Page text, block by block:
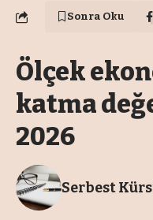
Sonra Oku
Ölçek
katma
2026
Serbest